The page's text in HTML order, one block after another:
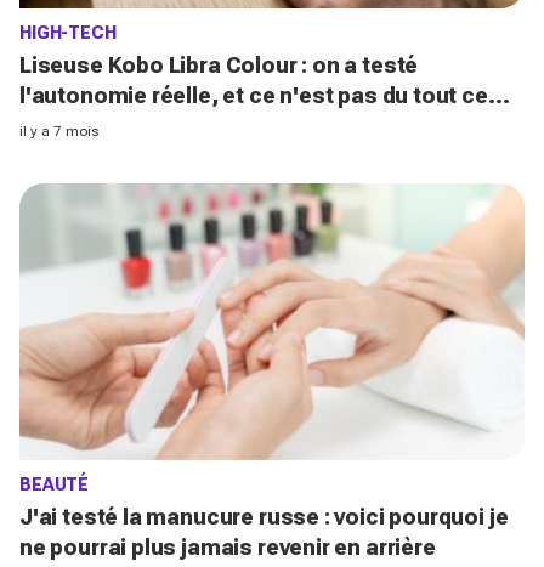
HIGH-TECH
Liseuse Kobo Libra Colour : on a testé
l'autonomie réelle, et ce n'est pas du tout ce
que la marque annonce
il y a 7 mois
BEAUTÉ
J'ai testé la manucure russe : voici pourquoi je
ne pourrai plus jamais revenir en arrière